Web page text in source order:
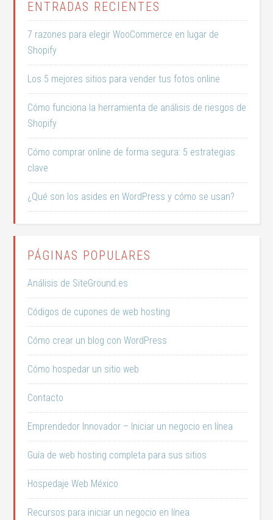
ENTRADAS RECIENTES
7 razones para elegir WooCommerce en lugar de
Shopify
Los 5 mejores sitios para vender tus fotos online
Cómo funciona la herramienta de análisis de riesgos de
Shopify
Cómo comprar online de forma segura: 5 estrategias
clave
¿Qué son los asides en WordPress y cómo se usan?
PÁGINAS POPULARES
Análisis de SiteGround.es
Códigos de cupones de web hosting
Cómo crear un blog con WordPress
Cómo hospedar un sitio web
Contacto
Emprendedor Innovador – Iniciar un negocio en línea
Guía de web hosting completa para sus sitios
Hospedaje Web México
Recursos para iniciar un negocio en línea